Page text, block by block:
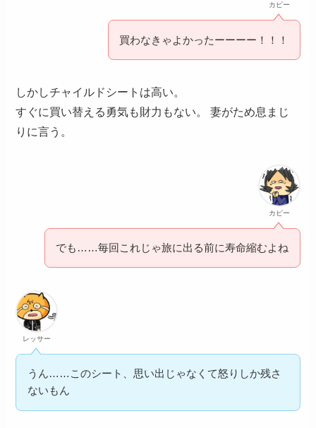
カピー
買わなきゃよかったーーーー！！！
しかしチャイルドシートは高い。
すぐに買い替える勇気も財力もない。 妻がため息まじ
りに言う。
カピー
でも……毎回これじゃ旅に出る前に寿命縮むよね
レッサー
うん……このシート、思い出じゃなくて怒りしか残さ
ないもん